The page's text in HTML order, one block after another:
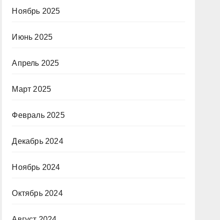
Ноябрь 2025
Июнь 2025
Апрель 2025
Март 2025
Февраль 2025
Декабрь 2024
Ноябрь 2024
Октябрь 2024